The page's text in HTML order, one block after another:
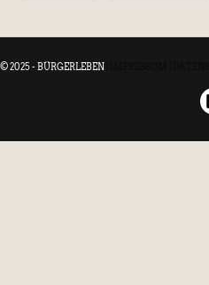
© 2025 - BÜRGERLEBEN